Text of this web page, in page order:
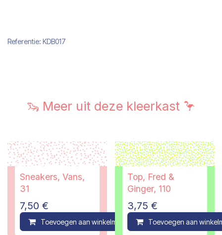
Referentie: KDB017
🦦 Meer uit deze kleerkast 🦩
Sneakers, Vans,
31
7,50 €
Toevoegen aan winkelmandje Compare
Top, Fred &
Ginger, 110
3,75 €
Toevoegen aan